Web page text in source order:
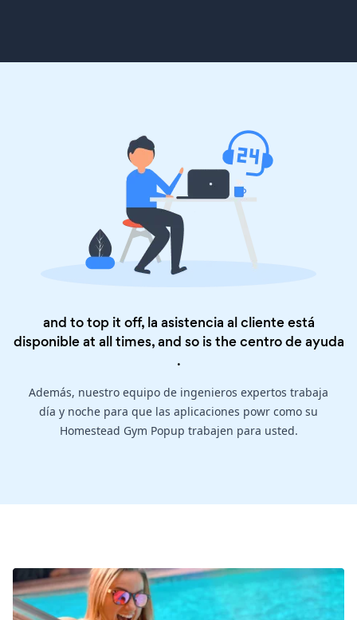
and to top it off, la asistencia al cliente está
disponible at all times, and so is thecentro de ayuda
.
Además, nuestro equipo de ingenieros expertos trabaja
día y noche para que las aplicaciones powr como su
Homestead Gym Popup trabajen para usted.